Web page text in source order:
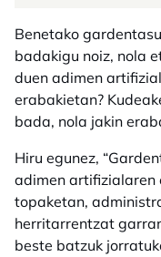
Benetako
badakigu noiz, nola
duen adimen
erabakietan?
bada, nola jakin
Hiru egunez,
adimen artifizialaren
topaketan,
herritarrentzat
beste batzuk